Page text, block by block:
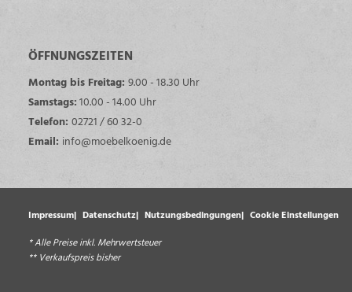
ÖFFNUNGSZEITEN
Montag bis Freitag: 9.00 - 18.30 Uhr
Samstags:10.00 - 14.00 Uhr
Telefon: 02721 / 60 32-0
Email: info@moebelkoenig.de
Impressum Datenschutz Nutzungsbedingungen
Cookie Einstellungen
* Alle Preise inkl. Mehrwertsteuer
** Verkaufspreis bisher